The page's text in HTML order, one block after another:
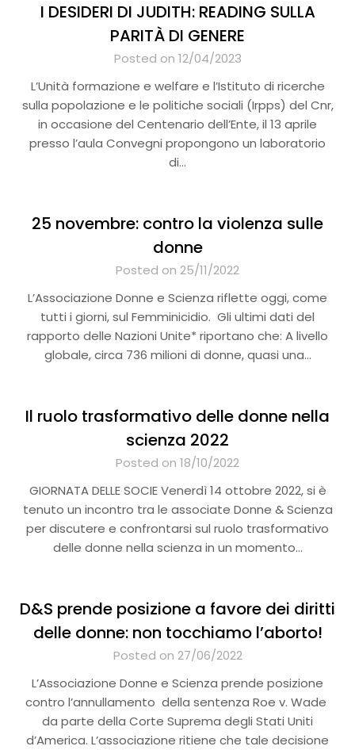
I DESIDERI DI JUDITH: READING SULLA
PARITÀ DI GENERE
Posted on 12/04/2023
L’Unità formazione e welfare e l’Istituto di ricerche
sulla popolazione e le politiche sociali (Irpps) del Cnr,
in occasione del Centenario dell’Ente, il 13 aprile
presso l’aula Convegni propongono un laboratorio
di…
25 novembre: contro la violenza sulle
donne
Posted on 25/11/2022
L’Associazione Donne e Scienza riflette oggi, come
tutti i giorni, sul Femminicidio. Gli ultimi dati del
rapporto delle Nazioni Unite* riportano che: A livello
globale, circa 736 milioni di donne, quasi una…
Il ruolo trasformativo delle donne nella
scienza 2022
Posted on 18/10/2022
GIORNATA DELLE SOCIE Venerdì 14 ottobre 2022, si è
tenuto un incontro tra le associate Donne & Scienza
per discutere e confrontarsi sul ruolo trasformativo
delle donne nella scienza in un momento…
D&S prende posizione a favore dei diritti
delle donne: non tocchiamo l’aborto!
Posted on 27/06/2022
L’Associazione Donne e Scienza prende posizione
contro l’annullamento della sentenza Roe v. Wade
da parte della Corte Suprema degli Stati Uniti
d’America. L’associazione ritiene che tale decisione